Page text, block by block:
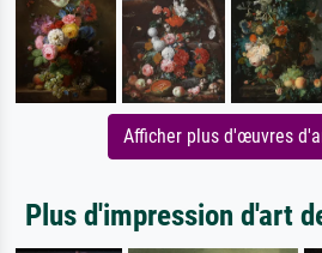
Afficher plus d'œuvres
Plus d'impression d'art